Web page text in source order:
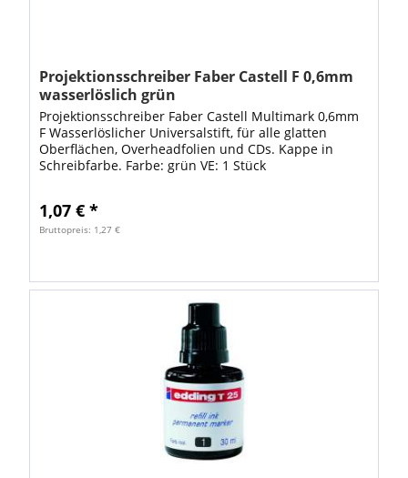
Projektionsschreiber Faber Castell F 0,6mm
wasserlöslich grün
Projektionsschreiber Faber Castell Multimark 0,6mm
F Wasserlöslicher Universalstift, für alle glatten
Oberflächen, Overheadfolien und CDs. Kappe in
Schreibfarbe. Farbe: grün VE: 1 Stück
1,07 € *
Bruttopreis: 1,27 €